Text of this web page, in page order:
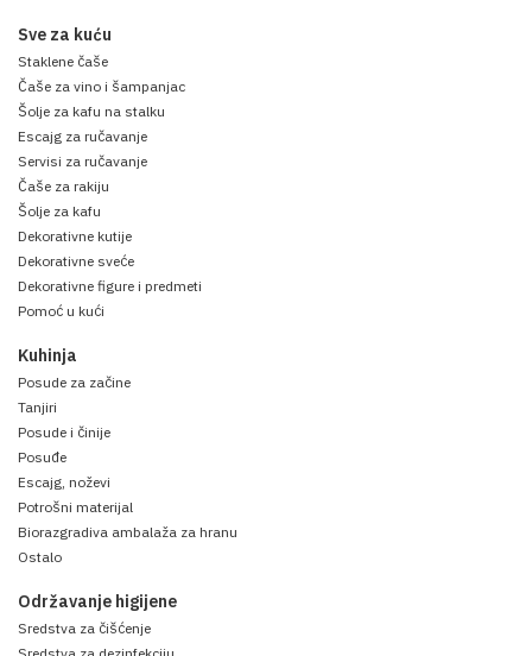
Sve za kuću
Staklene čaše
Čaše za vino i šampanjac
Šolje za kafu na stalku
Escajg za ručavanje
Servisi za ručavanje
Čaše za rakiju
Šolje za kafu
Dekorativne kutije
Dekorativne sveće
Dekorativne figure i predmeti
Pomoć u kući
Kuhinja
Posude za začine
Tanjiri
Posude i činije
Posuđe
Escajg, noževi
Potrošni materijal
Biorazgradiva ambalaža za hranu
Ostalo
Održavanje higijene
Sredstva za čišćenje